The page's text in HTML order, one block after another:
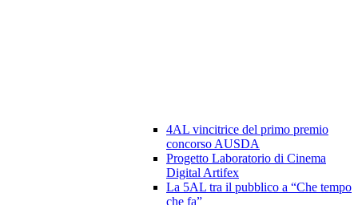
4AL vincitrice del primo premio
concorso AUSDA
Progetto Laboratorio di Cinema
Digital Artifex
La 5AL tra il pubblico a “Che tempo
che fa”